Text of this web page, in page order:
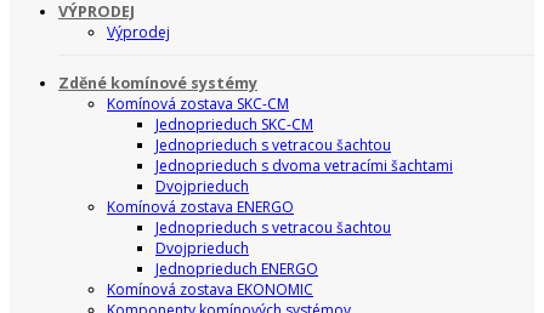
VÝPRODEJ
Výprodej
Zděné komínové systémy
Komínová zostava SKC-CM
Jednoprieduch SKC-CM
Jednoprieduch s vetracou šachtou
Jednoprieduch s dvoma vetracími šachtami
Dvojprieduch
Komínová zostava ENERGO
Jednoprieduch s vetracou šachtou
Dvojprieduch
Jednoprieduch ENERGO
Komínová zostava EKONOMIC